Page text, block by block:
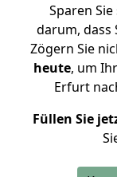
Sparen
darum, dass
Zögern Sie
heute, um
Erfurt
Füllen Sie